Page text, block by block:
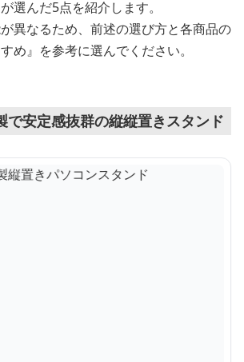
選んだ5点を紹介します。
異なるため、前述の選び方と各商品の
め』を参考に選んでください。
で安定感抜群の縦縦置きスタンド